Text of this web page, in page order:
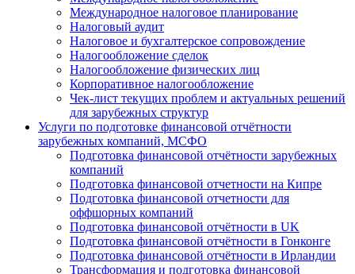
Международное налоговое планирование
Налоговый аудит
Налоговое и бухгалтерское сопровождение
Налогообложение сделок
Налогообложение физических лиц
Корпоративное налогообложение
Чек-лист текущих проблем и актуальных решений
для зарубежных структур
Услуги по подготовке финансовой отчётности
зарубежных компаний, МСФО
Подготовка финансовой отчётности зарубежных
компаний
Подготовка финансовой отчетности на Кипре
Подготовка финансовой отчетности для
оффшорных компаний
Подготовка финансовой отчётности в UK
Подготовка финансовой отчётности в Гонконге
Подготовка финансовой отчётности в Ирландии
Трансформация и подготовка финансовой